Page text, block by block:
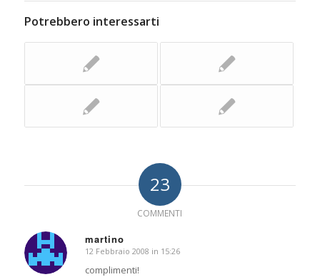
Potrebbero interessarti
23
COMMENTI
martino
dice:
12 Febbraio 2008 in 15:26
complimenti!